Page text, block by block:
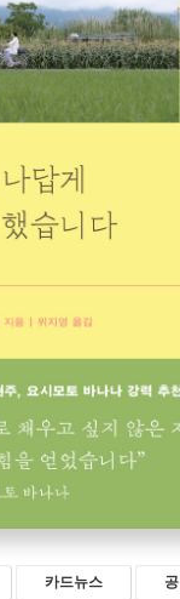
카드뉴스